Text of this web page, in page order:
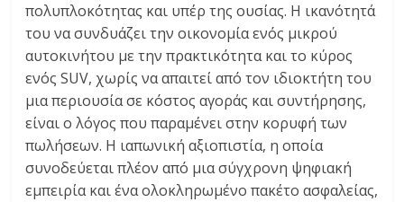
πολυπλοκότητας και υπέρ της ουσίας. Η ικανότητά
του να συνδυάζει την οικονομία ενός μικρού
αυτοκινήτου με την πρακτικότητα και το κύρος
ενός SUV, χωρίς να απαιτεί από τον ιδιοκτήτη του
μια περιουσία σε κόστος αγοράς και συντήρησης,
είναι ο λόγος που παραμένει στην κορυφή των
πωλήσεων. Η ιαπωνική αξιοπιστία, η οποία
συνοδεύεται πλέον από μια σύγχρονη ψηφιακή
εμπειρία και ένα ολοκληρωμένο πακέτο ασφαλείας,